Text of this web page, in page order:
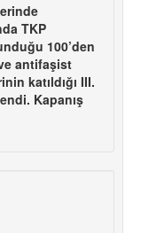
TKP
100’den
antifaşist
katıldığı III.
Kapanış